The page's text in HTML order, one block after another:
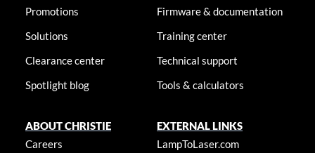
Promotions
Solutions
Clearance center
Spotlight blog
Firmware & documentation
Training center
Technical support
Tools & calculators
ABOUT CHRISTIE
Careers
EXTERNAL LINKS
LampToLaser.com